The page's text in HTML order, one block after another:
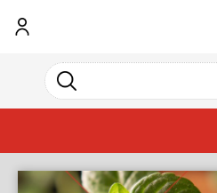
ورود
جست و جو